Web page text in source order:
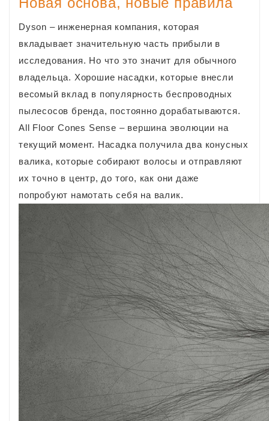
Dyson – инженерная компания, которая
вкладывает значительную часть прибыли в
исследования. Но что это значит для обычного
владельца. Хорошие насадки, которые внесли
весомый вклад в популярность беспроводных
пылесосов бренда, постоянно дорабатываются.
All Floor Cones Sense – вершина эволюции на
текущий момент. Насадка получила два конусных
валика, которые собирают волосы и отправляют
их точно в центр, до того, как они даже
попробуют намотать себя на валик.